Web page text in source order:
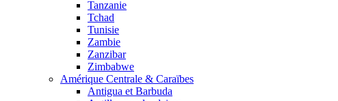
Tanzanie
Tchad
Tunisie
Zambie
Zanzibar
Zimbabwe
Amérique Centrale & Caraïbes
Antigua et Barbuda